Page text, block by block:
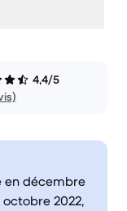
4,4/5
en décembre
octobre 2022,